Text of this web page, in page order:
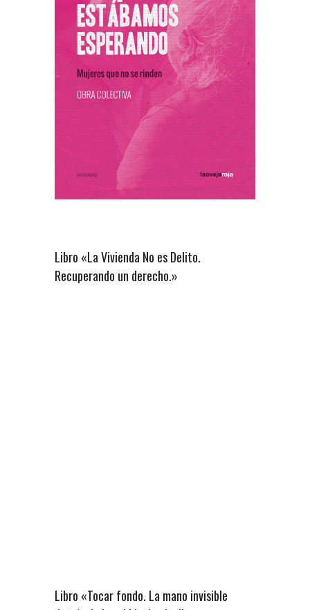
Libro «La Vivienda No es Delito.
Recuperando un derecho.»
Libro «Tocar fondo. La mano invisible